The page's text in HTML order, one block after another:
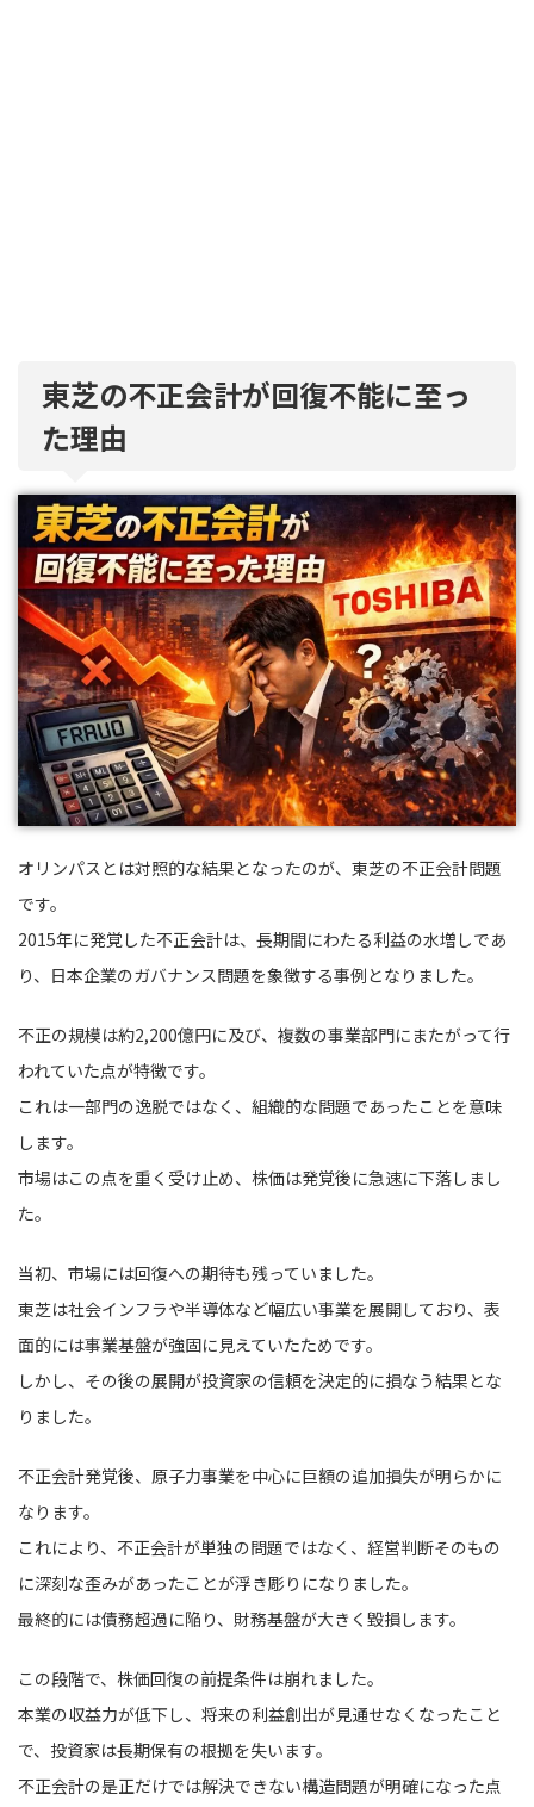
東芝の不正会計が回復不能に至っ
た理由
オリンパスとは対照的な結果となったのが、東芝の不正会計問題
です。
2015年に発覚した不正会計は、長期間にわたる利益の水増しであ
り、日本企業のガバナンス問題を象徴する事例となりました。
不正の規模は約2,200億円に及び、複数の事業部門にまたがって行
われていた点が特徴です。
これは一部門の逸脱ではなく、組織的な問題であったことを意味
します。
市場はこの点を重く受け止め、株価は発覚後に急速に下落しまし
た。
当初、市場には回復への期待も残っていました。
東芝は社会インフラや半導体など幅広い事業を展開しており、表
面的には事業基盤が強固に見えていたためです。
しかし、その後の展開が投資家の信頼を決定的に損なう結果とな
りました。
不正会計発覚後、原子力事業を中心に巨額の追加損失が明らかに
なります。
これにより、不正会計が単独の問題ではなく、経営判断そのもの
に深刻な歪みがあったことが浮き彫りになりました。
最終的には債務超過に陥り、財務基盤が大きく毀損します。
この段階で、株価回復の前提条件は崩れました。
本業の収益力が低下し、将来の利益創出が見通せなくなったこと
で、投資家は長期保有の根拠を失います。
不正会計の是正だけでは解決できない構造問題が明確になった点